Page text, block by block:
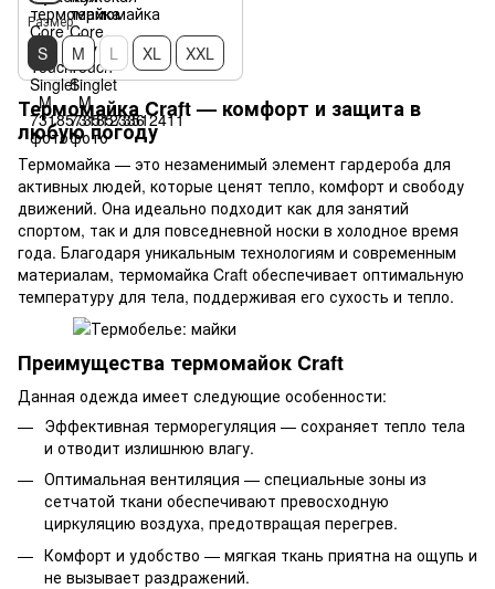
Размер
S M L XL XXL
Термомайка Craft — комфорт и защита в
любую погоду
Термомайка — это незаменимый элемент гардероба для
активных людей, которые ценят тепло, комфорт и свободу
движений. Она идеально подходит как для занятий
спортом, так и для повседневной носки в холодное время
года. Благодаря уникальным технологиям и современным
материалам, термомайка Craft обеспечивает оптимальную
температуру для тела, поддерживая его сухость и тепло.
Преимущества термомайок Craft
Данная одежда имеет следующие особенности:
Эффективная терморегуляция — сохраняет тепло тела
и отводит излишнюю влагу.
Оптимальная вентиляция — специальные зоны из
сетчатой ткани обеспечивают превосходную
циркуляцию воздуха, предотвращая перегрев.
Комфорт и удобство — мягкая ткань приятна на ощупь и
не вызывает раздражений.